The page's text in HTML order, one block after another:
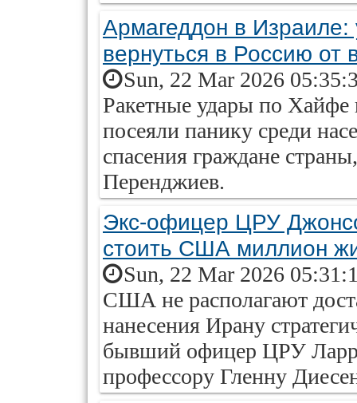
Армагеддон в Израиле:
вернуться в Россию от
Sun, 22 Mar 2026
Ракетные удары по Хайфе
посеяли панику среди
спасения граждане
Перенджиев.
Экс-офицер ЦРУ
стоить США миллион
Sun, 22 Mar 2026
США не располагают
нанесения Ирану
бывший офицер ЦРУ
профессору Гленну